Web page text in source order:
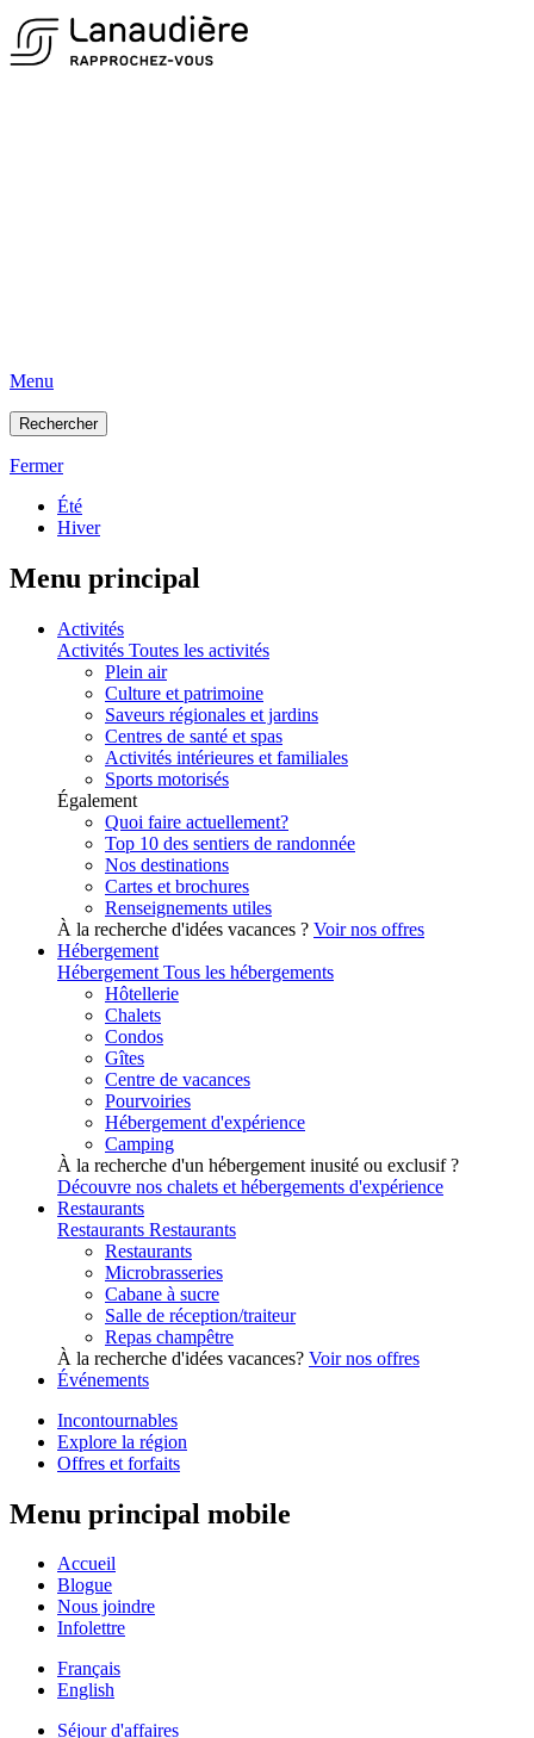
Menu
Rechercher
Fermer
Été
Hiver
Menu principal
Activités
Activités Toutes les activités
Plein air
Culture et patrimoine
Saveurs régionales et jardins
Centres de santé et spas
Activités intérieures et familiales
Sports motorisés
Également
Quoi faire actuellement?
Top 10 des sentiers de randonnée
Nos destinations
Cartes et brochures
Renseignements utiles
À la recherche d'idées vacances ? Voir nos offres
Hébergement
Hébergement Tous les hébergements
Hôtellerie
Chalets
Condos
Gîtes
Centre de vacances
Pourvoiries
Hébergement d'expérience
Camping
À la recherche d'un hébergement inusité ou exclusif ?
Découvre nos chalets et hébergements d'expérience
Restaurants
Restaurants Restaurants
Restaurants
Microbrasseries
Cabane à sucre
Salle de réception/traiteur
Repas champêtre
À la recherche d'idées vacances? Voir nos offres
Événements
Incontournables
Explore la région
Offres et forfaits
Menu principal mobile
Accueil
Blogue
Nous joindre
Infolettre
Français
English
Séjour d'affaires